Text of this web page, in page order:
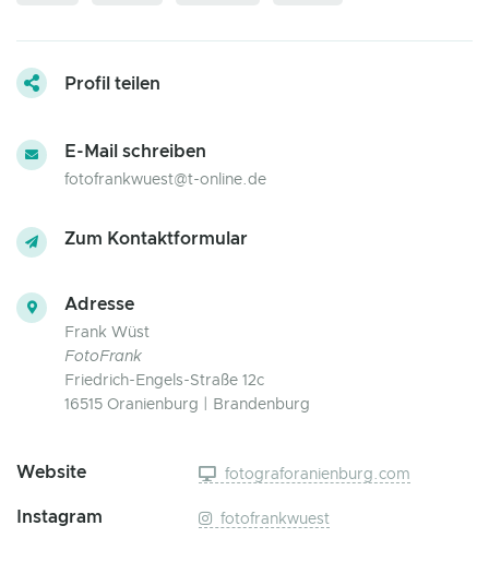
Profil teilen
E-Mail schreiben
fotofrankwuest@t-online.de
Zum Kontaktformular
Adresse
Frank Wüst
FotoFrank
Friedrich-Engels-Straße 12c
16515 Oranienburg | Brandenburg
Website fotograforanienburg.com
Instagram fotofrankwuest